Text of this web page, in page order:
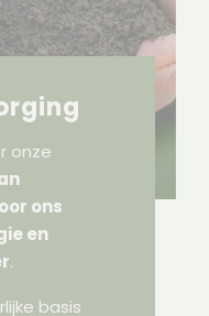
onze
ons
en
.
basis